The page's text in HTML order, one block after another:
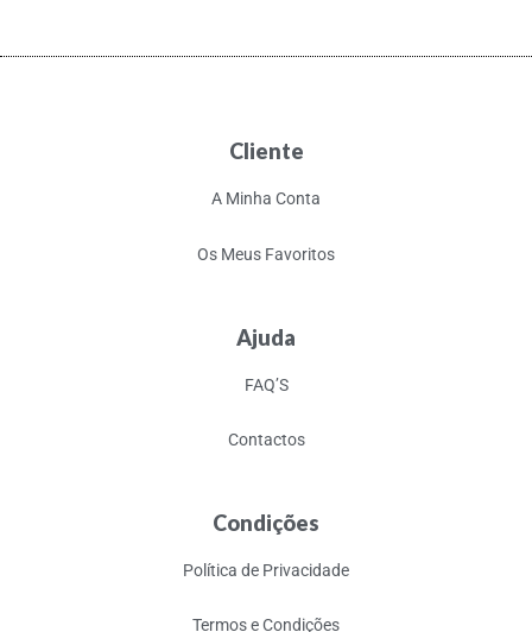
Cliente
A Minha Conta
Os Meus Favoritos
Ajuda
FAQ’S
Contactos
Condições
Política de Privacidade
Termos e Condições